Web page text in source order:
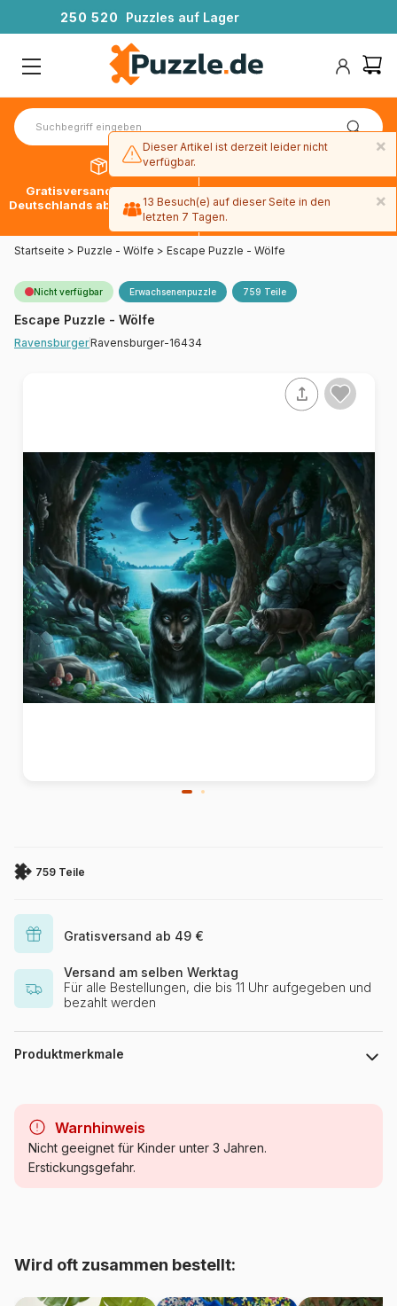
250 520 Puzzles auf Lager
Gratisversand innerhalb
Deutschlands ab 49 € mit DPD
30 Tage später bezahlen
mit Paypal
Startseite > Puzzle - Wölfe > Escape Puzzle - Wölfe
Nicht verfügbar Erwachsenenpuzzle 759 Teile
Escape Puzzle - Wölfe
RavensburgerRavensburger-16434
759 Teile
Gratisversand ab 49 €
Versand am selben Werktag
Für alle Bestellungen, die bis 11 Uhr aufgegeben und
bezahlt werden
Produktmerkmale
Kategorie Puzzle - Wölfe
Artikelnummer Ravensburger-16434
Warnhinweis
Nicht geeignet für Kinder unter 3 Jahren.
Erstickungsgefahr.
Wird oft zusammen bestellt:
×
Dieser Artikel ist derzeit leider nicht
verfügbar.
×
13 Besuch(e) auf dieser Seite in den
letzten 7 Tagen.